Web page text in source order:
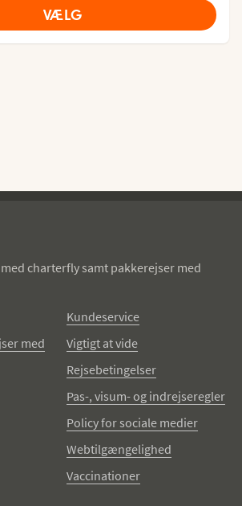
VÆLG
charterfly samt pakkerejser med
med
Kundeservice
Vigtigt at vide
Rejsebetingelser
Pas-, visum- og indrejseregler
Policy for sociale medier
Webtilgængelighed
Vaccinationer